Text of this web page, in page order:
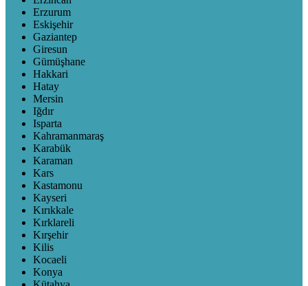
Erzurum
Eskişehir
Gaziantep
Giresun
Gümüşhane
Hakkari
Hatay
Mersin
Iğdır
Isparta
Kahramanmaraş
Karabük
Karaman
Kars
Kastamonu
Kayseri
Kırıkkale
Kırklareli
Kırşehir
Kilis
Kocaeli
Konya